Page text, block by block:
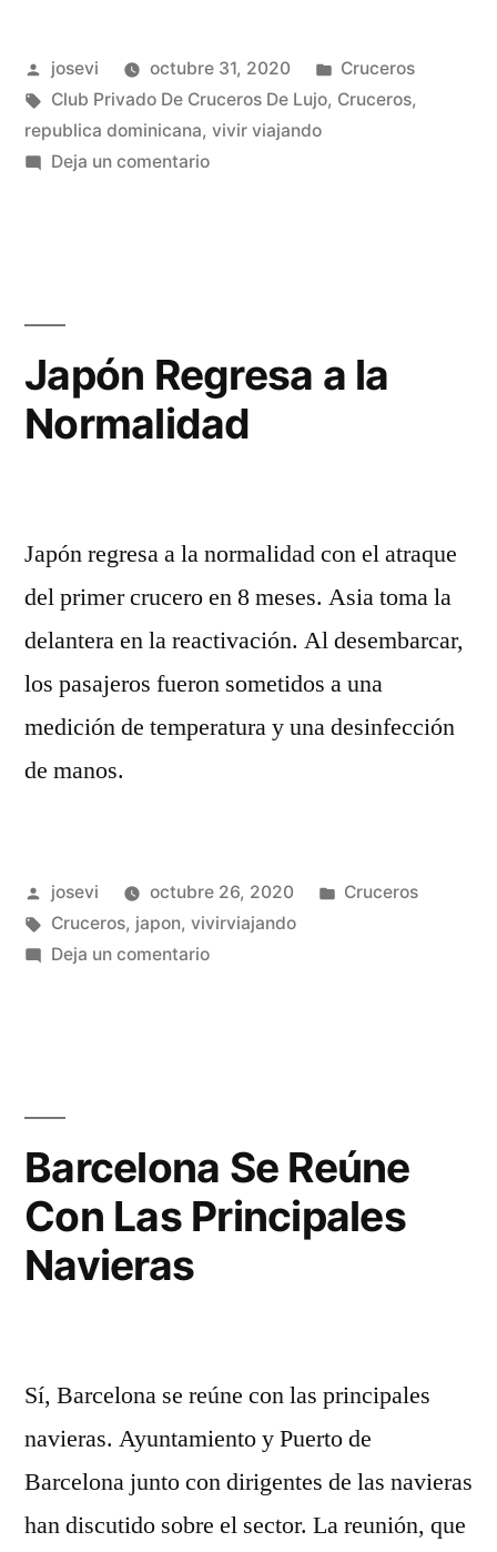
Publicado
por
josevi octubre 31, 2020
Publicado
en
Cruceros
Etiquetas:
Club Privado De Cruceros De Lujo, Cruceros,
republica dominicana, vivir viajando
Deja un comentarioen
Japón Regresa a la
Normalidad
Japón regresa a la normalidad con el atraque
del primer crucero en 8 meses. Asia toma la
delantera en la reactivación. Al desembarcar,
los pasajeros fueron sometidos a una
medición de temperatura y una desinfección
de manos.
Publicado
por
josevi octubre 26, 2020
Publicado
Cruceros
Etiquetas:
Cruceros, japon, vivirviajando
Deja un comentarioen
Barcelona Se Reúne
Con Las Principales
Navieras
Sí, Barcelona se reúne con las principales
navieras. Ayuntamiento y Puerto de
Barcelona junto con dirigentes de las navieras
han discutido sobre el sector. La reunión, que